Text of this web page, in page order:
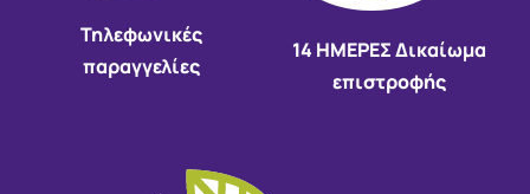
Τηλεφωνικές
παραγγελίες
14 HMEΡΕΣ Δικαίωμα
επιστροφής